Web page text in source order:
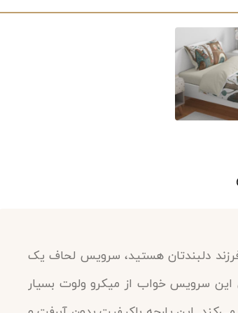
دلبندتان هستید، سرویس لحاف یک
است. جنس این سرویس خواب از میکرو ولوت بسیار